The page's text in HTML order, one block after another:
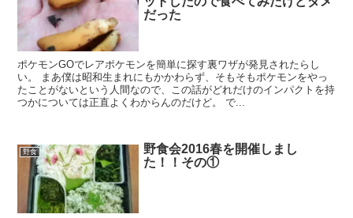
だった
ポケモンGOでレアポケモンを簡単に探す裏ワザが発見されたらし
い。 まあ僕は昭和生まれにもかかわらず、そもそもポケモンをやっ
たことがないという人間なので、この話がどれだけのインパクトを持
つかについては正直よくわからんのだけど。 で...
野食
野食会2016春を開催しまし
た！！その①